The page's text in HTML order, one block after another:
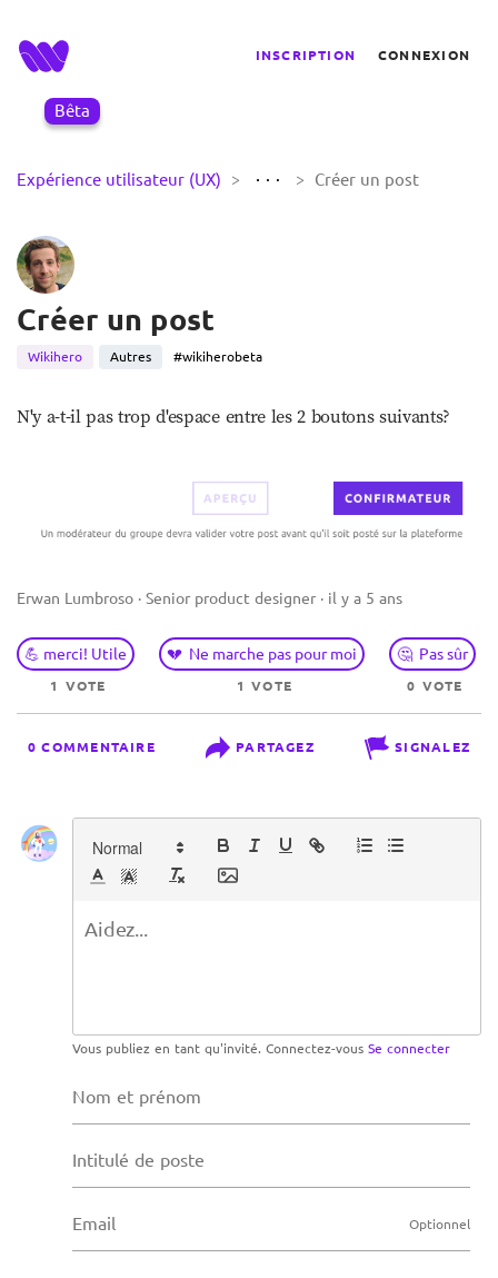
Bêta
INSCRIPTION CONNEXION
Expérience utilisateur (UX) > > Créer un post
Créer un post
Wikihero Autres #wikiherobeta
N'y a-t-il pas trop d'espace entre les 2 boutons suivants?
Erwan Lumbroso · Senior product designer · il y a 5 ans
💪 merci! Utile
1 VOTE
💔 Ne marche pas pour moi
1 VOTE
🤔 Pas sûr
0 VOTE
0 COMMENTAIRE PARTAGEZ SIGNALEZ
Vous publiez en tant qu'invité. Connectez-vous Se connecter
Nom et prénom
Intitulé de poste
Email Optionnel